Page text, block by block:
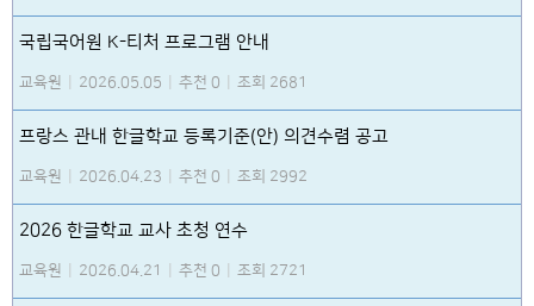
국립국어원 K-티처 프로그램 안내
교육원 2026.05.05 추천 0 조회 2681
프랑스 관내 한글학교 등록기준(안) 의견수렴 공고
교육원 2026.04.23 추천 0 조회 2992
2026 한글학교 교사 초청 연수
교육원 2026.04.21 추천 0 조회 2721